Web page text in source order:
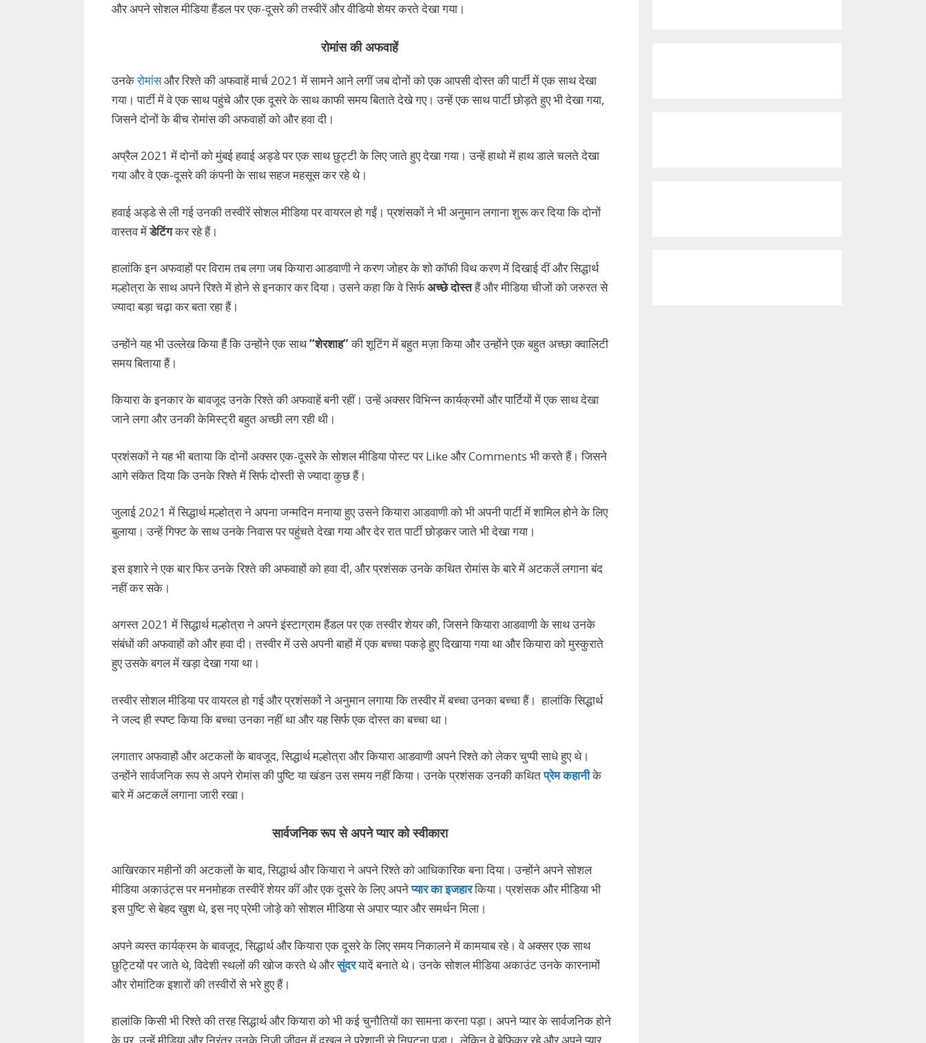
और अपने सोशल मीडिया हैंडल पर एक-दूसरे की तस्वीरें और वीडियो शेयर करते देखा गया।
रोमांस की अफवाहें
उनकेरोमांसऔर रिश्ते की अफवाहें मार्च 2021 में सामने आने लगीं जब दोनों को एक आपसी दोस्त की पार्टी में एक साथ देखा
गया। पार्टी में वे एक साथ पहुंचे और एक दूसरे के साथ काफी समय बिताते देखे गए। उन्हें एक साथ पार्टी छोड़ते हुए भी देखा गया,
जिसने दोनों के बीच रोमांस की अफवाहों को और हवा दी।
अप्रैल 2021 में दोनों को मुंबई हवाई अड्डे पर एक साथ छुट्टी के लिए जाते हुए देखा गया। उन्हें हाथो में हाथ डाले चलते देखा
गया और वे एक-दूसरे की कंपनी के साथ सहज महसूस कर रहे थे।
हवाई अड्डे से ली गई उनकी तस्वीरें सोशल मीडिया पर वायरल हो गईं। प्रशंसकों ने भी अनुमान लगाना शुरू कर दिया कि दोनों
वास्तव मेंडेटिंगकर रहे हैं।
हालांकि इन अफवाहों पर विराम तब लगा जब कियारा आडवाणी ने करण जोहर के शो कॉफी विथ करण में दिखाई दीं और सिद्धार्थ
मल्होत्रा के साथ अपने रिश्ते में होने से इनकार कर दिया। उसने कहा कि वे सिर्फअच्छे दोस्तहैं और मीडिया चीजों को जरुरत से
ज्यादा बड़ा चढ़ा कर बता रहा हैं।
उन्होंने यह भी उल्लेख किया हैं कि उन्होंने एक साथ“शेरशाह”की शूटिंग में बहुत मज़ा किया और उन्होंने एक बहुत अच्छा क्वालिटी
समय बिताया हैं।
कियारा के इनकार के बावजूद उनके रिश्ते की अफवाहें बनी रहीं। उन्हें अक्सर विभिन्न कार्यक्रमों और पार्टियों में एक साथ देखा
जाने लगा और उनकी केमिस्ट्री बहुत अच्छी लग रही थी।
प्रशंसकों ने यह भी बताया कि दोनों अक्सर एक-दूसरे के सोशल मीडिया पोस्ट पर Like और Comments भी करते हैं। जिसने
आगे संकेत दिया कि उनके रिश्ते में सिर्फ दोस्ती से ज्यादा कुछ हैं।
जुलाई 2021 में सिद्धार्थ मल्होत्रा ने अपना जन्मदिन मनाया हुए उसने कियारा आडवाणी को भी अपनी पार्टी में शामिल होने के लिए
बुलाया। उन्हें गिफ्ट के साथ उनके निवास पर पहुंचते देखा गया और देर रात पार्टी छोड़कर जाते भी देखा गया।
इस इशारे ने एक बार फिर उनके रिश्ते की अफवाहों को हवा दी, और प्रशंसक उनके कथित रोमांस के बारे में अटकलें लगाना बंद
नहीं कर सके।
अगस्त 2021 में सिद्धार्थ मल्होत्रा ने अपने इंस्टाग्राम हैंडल पर एक तस्वीर शेयर की, जिसने कियारा आडवाणी के साथ उनके
संबंधों की अफवाहों को और हवा दी। तस्वीर में उसे अपनी बाहों में एक बच्चा पकड़े हुए दिखाया गया था और कियारा को मुस्कुराते
हुए उसके बगल में खड़ा देखा गया था।
तस्वीर सोशल मीडिया पर वायरल हो गई और प्रशंसकों ने अनुमान लगाया कि तस्वीर में बच्चा उनका बच्चा हैं। हालांकि सिद्धार्थ
ने जल्द ही स्पष्ट किया कि बच्चा उनका नहीं था और यह सिर्फ एक दोस्त का बच्चा था।
लगातार अफवाहों और अटकलों के बावजूद, सिद्धार्थ मल्होत्रा और कियारा आडवाणी अपने रिश्ते को लेकर चुप्पी साधे हुए थे।
उन्होंने सार्वजनिक रूप से अपने रोमांस की पुष्टि या खंडन उस समय नहीं किया। उनके प्रशंसक उनकी कथितप्रेम कहानीके
बारे में अटकलें लगाना जारी रखा।
सार्वजनिक रूप से अपने प्यार को स्वीकारा
आखिरकार महीनों की अटकलों के बाद, सिद्धार्थ और कियारा ने अपने रिश्ते को आधिकारिक बना दिया। उन्होंने अपने सोशल
मीडिया अकाउंट्स पर मनमोहक तस्वीरें शेयर कीं और एक दूसरे के लिए अपनेप्यार का इजहारकिया। प्रशंसक और मीडिया भी
इस पुष्टि से बेहद खुश थे, इस नए प्रेमी जोड़े को सोशल मीडिया से अपार प्यार और समर्थन मिला।
अपने व्यस्त कार्यक्रम के बावजूद, सिद्धार्थ और कियारा एक दूसरे के लिए समय निकालने में कामयाब रहे। वे अक्सर एक साथ
छुट्टियों पर जाते थे, विदेशी स्थलों की खोज करते थे औरसुंदरयादें बनाते थे। उनके सोशल मीडिया अकाउंट उनके कारनामों
और रोमांटिक इशारों की तस्वीरों से भरे हुए हैं।
हालांकि किसी भी रिश्ते की तरह सिद्धार्थ और कियारा को भी कई चुनौतियों का सामना करना पड़ा। अपने प्यार के सार्वजनिक होने